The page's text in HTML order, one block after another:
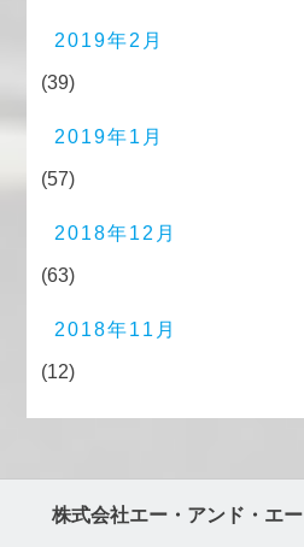
2019年2月
(39)
2019年1月
(57)
2018年12月
(63)
2018年11月
(12)
株式会社エー・アンド・エー